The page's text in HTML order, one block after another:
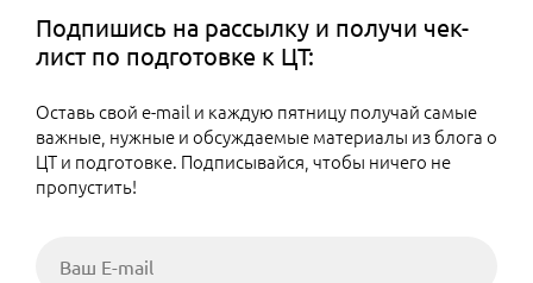
Подпишись на рассылку и получи чек-
лист по подготовке к ЦТ:
Оставь свой e-mail и каждую пятницу получай самые
важные, нужные и обсуждаемые материалы из блога о
ЦТ и подготовке. Подписывайся, чтобы ничего не
пропустить!